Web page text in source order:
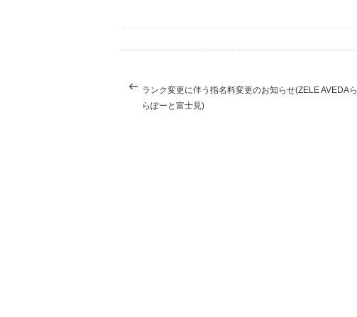
稿
過
去
の
ランク変更に伴う指名料変更のお知らせ(ZELE AVEDAら
らぽーと富士見)